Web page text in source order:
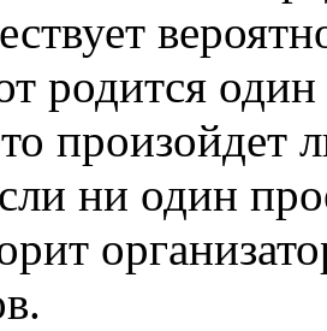
родится
произойдет
ни один